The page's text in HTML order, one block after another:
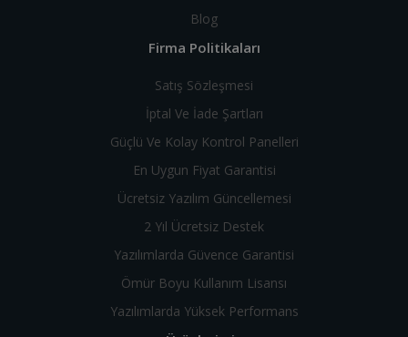
Blog
Firma Politikaları
Satış Sözleşmesi
İptal Ve İade Şartları
Güçlü Ve Kolay Kontrol Panelleri
En Uygun Fiyat Garantisi
Ücretsiz Yazılım Güncellemesi
2 Yıl Ücretsiz Destek
Yazılımlarda Güvence Garantisi
Ömür Boyu Kullanım Lisansı
Yazılımlarda Yüksek Performans